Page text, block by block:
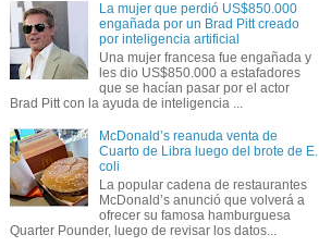
La mujer que perdió US$850.000
engañada por un Brad Pitt creado
por inteligencia artificial
Una mujer francesa fue engañada y
les dio US$850.000 a estafadores
que se hacían pasar por el actor
Brad Pitt con la ayuda de inteligencia ...
McDonald’s reanuda venta de
Cuarto de Libra luego del brote de E.
coli
La popular cadena de restaurantes
McDonald’s anunció que volverá a
ofrecer su famosa hamburguesa
Quarter Pounder, luego de revisar los datos...